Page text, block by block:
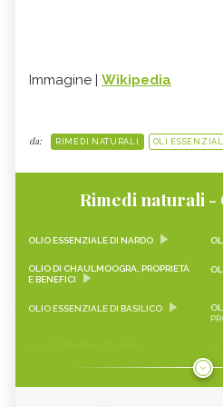
Immagine | Wikipedia
da: RIMEDI NATURALI OLI ESSENZIALI
Rimedi naturali -
OLIO ESSENZIALE DI NARDO
OLIO DI CHAULMOOGRA, PROPRIETÀ
E BENEFICI
OLIO ESSENZIALE DI BASILICO
OLIO ESSENZIALE DI ROSA
OLIO ESSENZIALE DI ARANCIO